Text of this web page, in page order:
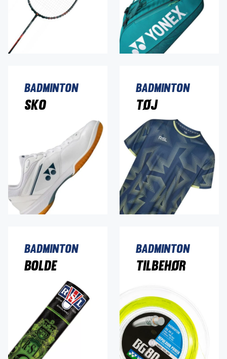
Badminton
Sko
Badminton
Tøj
Badminton
Bolde
Badminton
Tilbehør